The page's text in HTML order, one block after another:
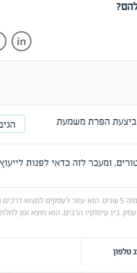
הפרת משמעת
ומעבר לזה כדאי לפנות
מלווה ומייעץ לעסקים בארץ ובעולם מזה 5 שנים. הוא עוזר לעסקים
בין עיסוקיו הרבים, הוא מוצא זמן
טלפון